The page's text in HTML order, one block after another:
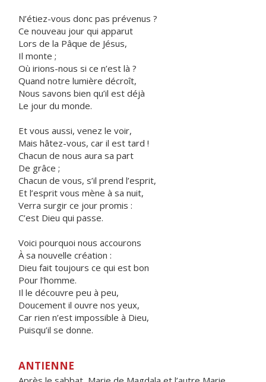
N’étiez-vous donc pas prévenus ?
Ce nouveau jour qui apparut
Lors de la Pâque de Jésus,
Il monte ;
Où irions-nous si ce n’est là ?
Quand notre lumière décroît,
Nous savons bien qu’il est déjà
Le jour du monde.
Et vous aussi, venez le voir,
Mais hâtez-vous, car il est tard !
Chacun de nous aura sa part
De grâce ;
Chacun de vous, s’il prend l’esprit,
Et l’esprit vous mène à sa nuit,
Verra surgir ce jour promis :
C’est Dieu qui passe.
Voici pourquoi nous accourons
À sa nouvelle création :
Dieu fait toujours ce qui est bon
Pour l’homme.
Il le découvre peu à peu,
Doucement il ouvre nos yeux,
Car rien n’est impossible à Dieu,
Puisqu’il se donne.
ANTIENNE